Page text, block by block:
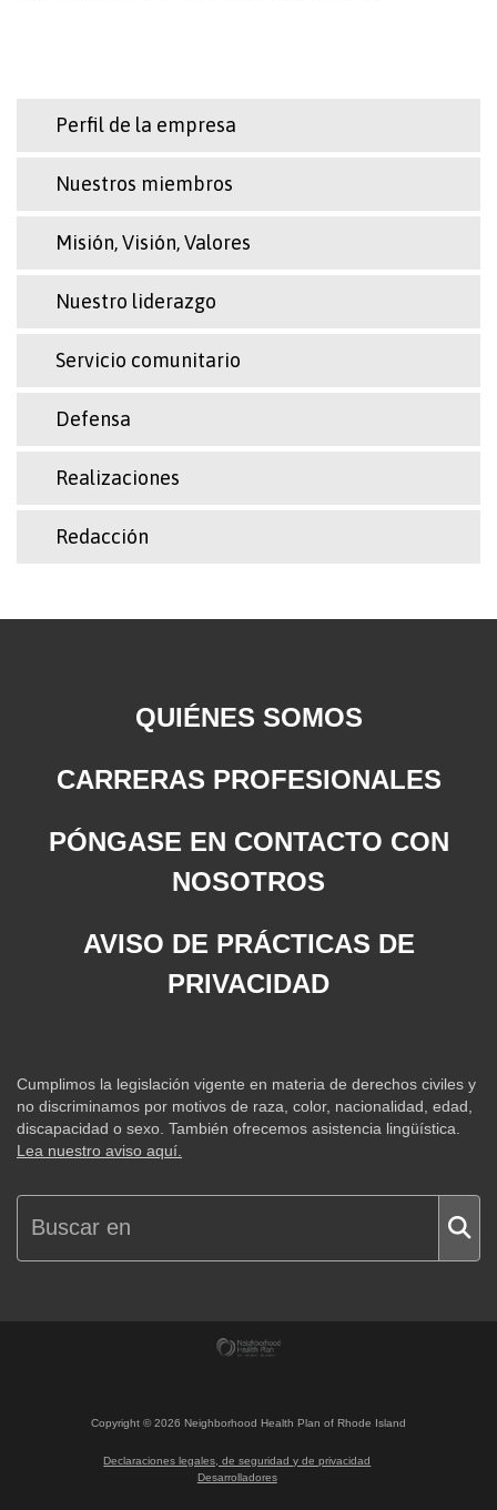
Perfil de la empresa
Nuestros miembros
Misión, Visión, Valores
Nuestro liderazgo
Servicio comunitario
Defensa
Realizaciones
Redacción
QUIÉNES SOMOS
CARRERAS PROFESIONALES
PÓNGASE EN CONTACTO CON
NOSOTROS
AVISO DE PRÁCTICAS DE
PRIVACIDAD
Cumplimos la legislación vigente en materia de derechos civiles y
no discriminamos por motivos de raza, color, nacionalidad, edad,
discapacidad o sexo. También ofrecemos asistencia lingüística.
Lea nuestro aviso aquí.
Copyright ©2026 Neighborhood Health Plan of Rhode Island
Declaraciones legales, de seguridad y de privacidad
Desarrolladores